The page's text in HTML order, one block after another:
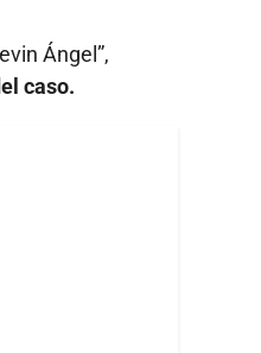
Ángel”,
caso.